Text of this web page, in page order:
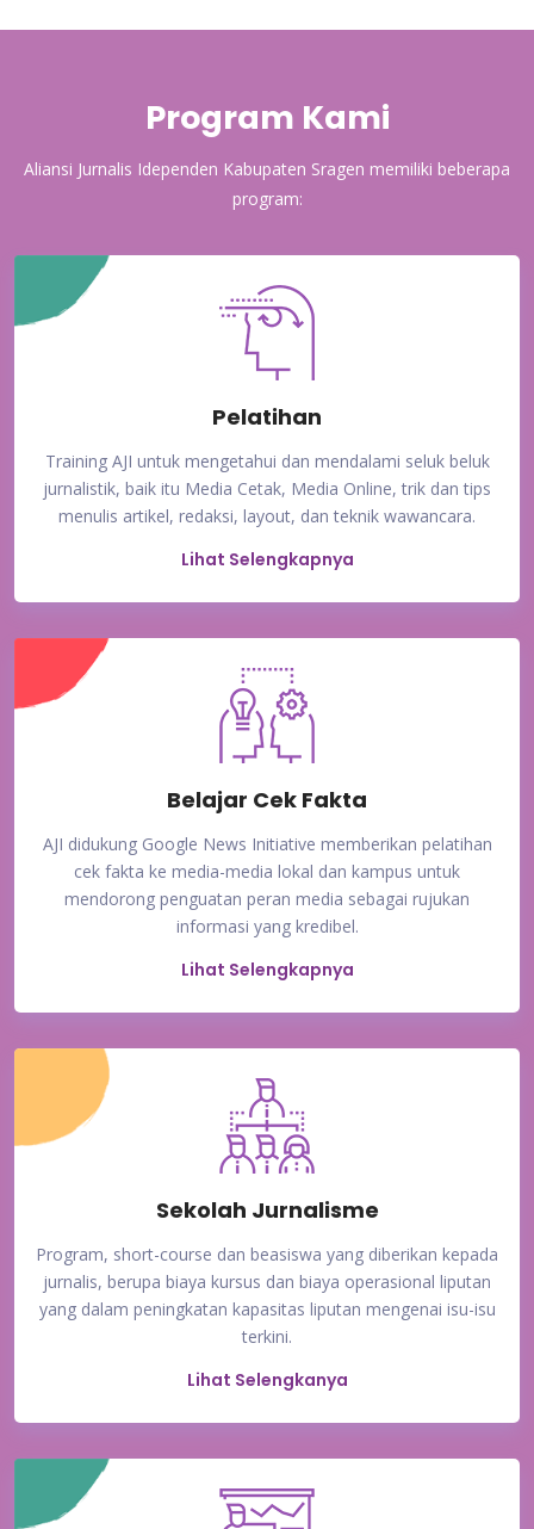
Program Kami
Aliansi Jurnalis Idependen Kabupaten Sragen memiliki beberapa
program:
Pelatihan
Training AJI untuk mengetahui dan mendalami seluk beluk
jurnalistik, baik itu Media Cetak, Media Online, trik dan tips
menulis artikel, redaksi, layout, dan teknik wawancara.
Lihat Selengkapnya
Belajar Cek Fakta
AJI didukung Google News Initiative memberikan pelatihan
cek fakta ke media-media lokal dan kampus untuk
mendorong penguatan peran media sebagai rujukan
informasi yang kredibel.
Lihat Selengkapnya
Sekolah Jurnalisme
Program, short-course dan beasiswa yang diberikan kepada
jurnalis, berupa biaya kursus dan biaya operasional liputan
yang dalam peningkatan kapasitas liputan mengenai isu-isu
terkini.
Lihat Selengkanya